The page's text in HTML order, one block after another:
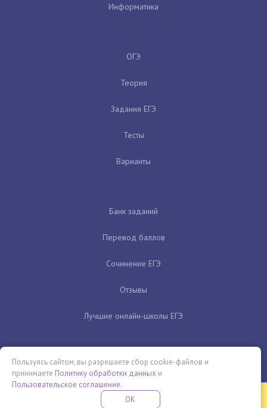
Информатика
ОГЭ
Теория
Задания ЕГЭ
Тесты
Варианты
Банк заданий
Перевод баллов
Сочинение ЕГЭ
Отзывы
Лучшие онлайн-школы ЕГЭ
Бесплатная летняя школа
Пользуясь сайтом, вы разрешаете сбор cookie-файлов и
принимаете Политику обработки данных и
Пользовательское соглашение.
OK